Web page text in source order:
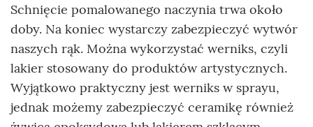
Schnięcie pomalowanego naczynia trwa około
doby. Na koniec wystarczy zabezpieczyć wytwór
naszych rąk. Można wykorzystać werniks, czyli
lakier stosowany do produktów artystycznych.
Wyjątkowo praktyczny jest werniks w sprayu,
jednak możemy zabezpieczyć ceramikę również